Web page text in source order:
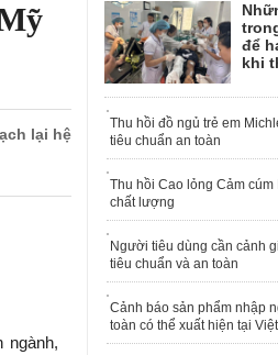
lại hệ
ngành,
để
khi
Thu hồi đồ ngủ trẻ em
tiêu chuẩn an toàn
Thu hồi Cao lỏng Cảm
chất lượng
Người tiêu dùng cần cảnh
tiêu chuẩn và an toàn
Cảnh báo sản phẩm nhập
toàn có thể xuất hiện tại